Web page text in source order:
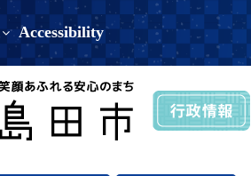
Accessibility